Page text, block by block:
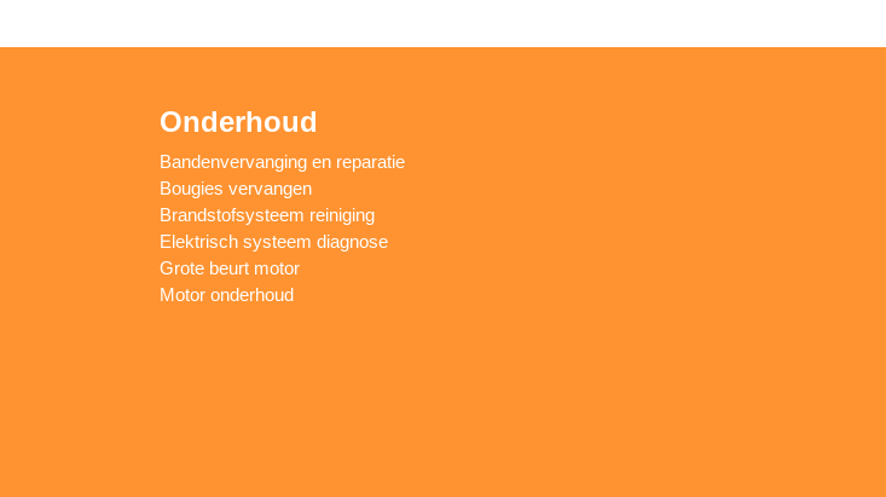
Onderhoud
Bandenvervanging en reparatie
Bougies vervangen
Brandstofsysteem reiniging
Elektrisch systeem diagnose
Grote beurt motor
Motor onderhoud